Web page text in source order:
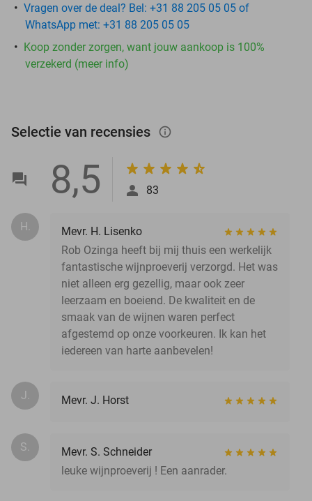
Vragen over de deal? Bel: +31 88 205 05 05 of
WhatsApp met: +31 88 205 05 05
Koop zonder zorgen, want jouw aankoop is 100%
verzekerd (meer info)
Selectie van recensies info_outlined
8,5 83
H.
Mevr. H. Lisenko
Rob Ozinga heeft bij mij thuis een werkelijk
fantastische wijnproeverij verzorgd. Het was
niet alleen erg gezellig, maar ook zeer
leerzaam en boeiend. De kwaliteit en de
smaak van de wijnen waren perfect
afgestemd op onze voorkeuren. Ik kan het
iedereen van harte aanbevelen!
J. Mevr. J. Horst
S.
Mevr. S. Schneider
leuke wijnproeverij ! Een aanrader.